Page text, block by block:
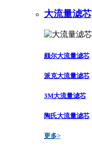
大流量滤芯
颇尔大流量滤芯
派克大流量滤芯
3M大流量滤芯
陶氏大流量滤芯
更多>